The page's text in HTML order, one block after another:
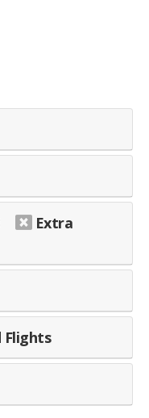
Extra
Flights